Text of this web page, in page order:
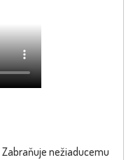
Zabraňuje nežiaducemu